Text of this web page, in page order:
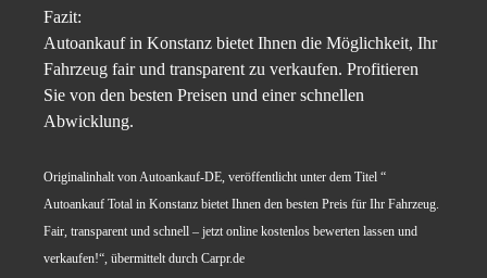
Fazit:
Autoankauf in Konstanz bietet Ihnen die Möglichkeit, Ihr
Fahrzeug fair und transparent zu verkaufen. Profitieren
Sie von den besten Preisen und einer schnellen
Abwicklung.
Originalinhalt von Autoankauf-DE, veröffentlicht unter dem Titel “
Autoankauf Total in Konstanz bietet Ihnen den besten Preis für Ihr Fahrzeug.
Fair, transparent und schnell – jetzt online kostenlos bewerten lassen und
verkaufen!“, übermittelt durch Carpr.de